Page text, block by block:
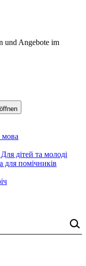
und Angebote im
мова
дітей та молоді
помічників